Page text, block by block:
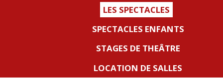
LES SPECTACLES
SPECTACLES ENFANTS
STAGES DE THEÂTRE
LOCATION DE SALLES